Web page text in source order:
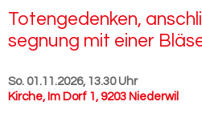
To­ten­ge­den­ken,
seg­nung mit einer
So. 01.11.2026, 13.30 Uhr
Kirche, Im Dorf 1, 9203 Niederwil